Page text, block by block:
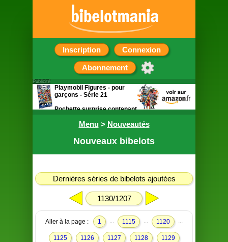
Inscription Connexion
Abonnement
Menu> Nouveautés
Nouveaux bibelots
Dernières séries de bibelots ajoutées
1130/1207
Aller à la page : 1 ... 1115 ... 1120 ...
1125 1126 1127 1128 1129
Publicité
Playmobil Figures - pour
garçons - Série 21
Pochette surprise contenant